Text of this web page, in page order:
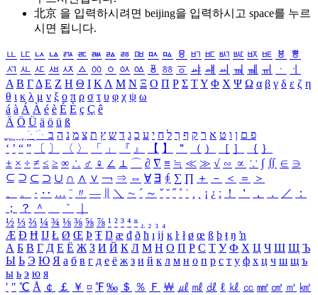
北京 을 입력하시려면 beijing을 입력하시고 space를 누르
시면 됩니다.
ㅥ ㅦ ㅧ ㅨ ㅩ ㅪ ㅫ ㅬ ㅭ ㅮ ㅯ ㅰ ㅱ ㅲ ㅳ ㅴ ㅵ ㅶ ㅷ ㅸ
ㅹ
ㅺ ㅻ ㅼ ㅽ ㅾ ㅿ ㆀ ㆁ ㆂ ㆃ ㆄ ㆅ ㆆ ㆇ ㆈ ㆉ ㆊ ㆋ ㆌ ㆍ
ㆎ
Α Β ΓΔ Ε Ζ Η Θ Ι ΚΛ Μ Ν Ξ Ο Π Ρ Σ ΤΥ Φ Χ Ψ Ω α β γ δ ε ζ η
θ ι κ λ μ ν ξ ο π ρ σ τ υ φ χ ψ ω
á à Á À é è É È ç Ç ê
Ä Ö Ü ä ö ü ß
ִֶֹ ֻּ ׁׂ פ ם ן ו ט א ר ק ף ך ל ח י ע כ ג ד ש ץ ת צ מ נ ה ב
‘ ’ “ ” 〔 〕 〈 〉 「 」 『 』 【 】 ＂ （ ） ［ ］ ｛ ｝
± × ÷ ≠ ≤ ≥ ∞ ∴ ♂ ♀ ∠ ⊥ ⌒ ∂ ∇ ≡ ≒ ≪ ≫ √ ∽ ∝ ∵ ∫ ∬ ∈ ∋
⊆ ⊇ ⊂ ⊃ ∪ ∩ ∧ ∨ ￢ ⇒ ⇔ ∀ ∃ ∮ ∑ ∏ ＋ － ＜ ＝
＞
、
。 · ‥ … ¨ 〃 ― ＼ ∼ ´ ～ ˇ ˘ ˝ ˚ ˙ ¸ ¡ ¿ ː ！ ＇ ， ． ／
：
；
？ ＾ ｀
½ ⅓ ⅔ ¼ ¾ ⅛ ⅜ ⅝ ⅞ ¹ ² ³ ⁴ ⁿ ₁ ₂ ₃ ₄
Æ Ð Ħ Ĳ Ł Ø Œ Þ Ŧ Ŋ æ đ ð ħ ı ĳ ĸ ŀ ł ø œ ß þ ŧ ŋ ŉ
А Б В Г Д Е Ё Ж З И Й К Л М Н О П Р С Т У Ф Х Ц Ч Ш Щ Ъ
Ы Ь Э Ю Я а б в г д е ё ж з и й к л м н о п р с т у ф х ц ч ш щ ъ
ы ь э ю я
′ ″ ℃ Å ￠ ￡ ￥ ¤ ℉ ‰ ＄ ％ Ｆ ￦ ㎕ ㎖ ㎗ ℓ ㎘ ㏄ ㎣ ㎤ ㎥ ㎦